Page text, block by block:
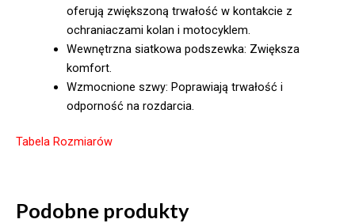
oferują zwiększoną trwałość w kontakcie z
ochraniaczami kolan i motocyklem.
Wewnętrzna siatkowa podszewka: Zwiększa
komfort.
Wzmocnione szwy: Poprawiają trwałość i
odporność na rozdarcia.
Tabela Rozmiarów
Podobne produkty